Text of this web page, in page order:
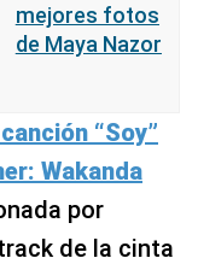
mejores fotos
de Maya Nazor
“Soy”
Wakanda
por
de la cinta